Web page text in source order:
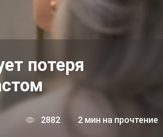
потеря
2882 2 мин на прочтение